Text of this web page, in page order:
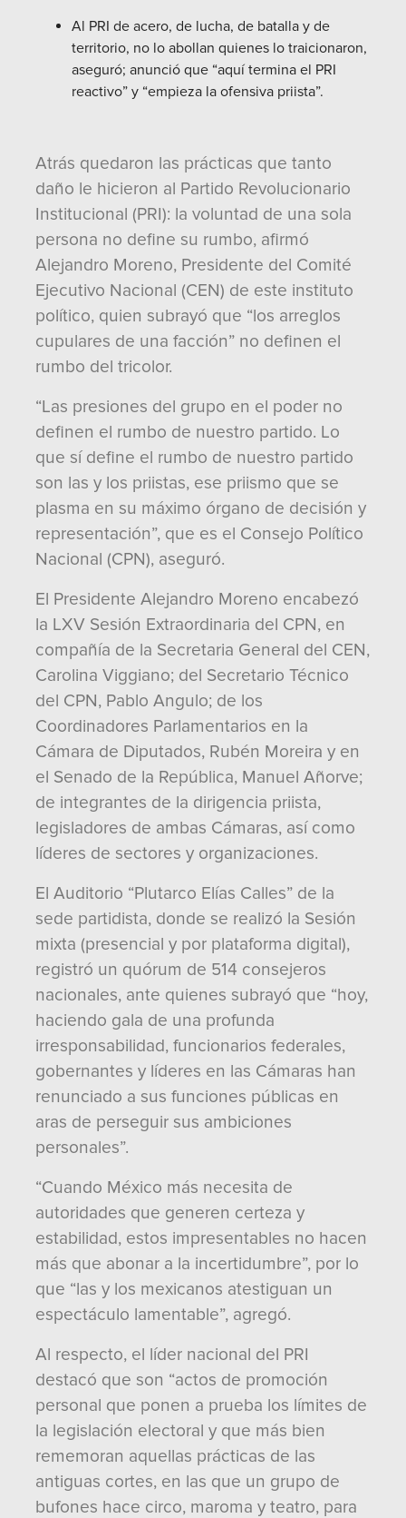
Al PRI de acero, de lucha, de batalla y de
territorio, no lo abollan quienes lo traicionaron,
aseguró; anunció que “aquí termina el PRI
reactivo” y “empieza la ofensiva priista”.
Atrás quedaron las prácticas que tanto
daño le hicieron al Partido Revolucionario
Institucional (PRI): la voluntad de una sola
persona no define su rumbo, afirmó
Alejandro Moreno, Presidente del Comité
Ejecutivo Nacional (CEN) de este instituto
político, quien subrayó que “los arreglos
cupulares de una facción” no definen el
rumbo del tricolor.
“Las presiones del grupo en el poder no
definen el rumbo de nuestro partido. Lo
que sí define el rumbo de nuestro partido
son las y los priistas, ese priismo que se
plasma en su máximo órgano de decisión y
representación”, que es el Consejo Político
Nacional (CPN), aseguró.
El Presidente Alejandro Moreno encabezó
la LXV Sesión Extraordinaria del CPN, en
compañía de la Secretaria General del CEN,
Carolina Viggiano; del Secretario Técnico
del CPN, Pablo Angulo; de los
Coordinadores Parlamentarios en la
Cámara de Diputados, Rubén Moreira y en
el Senado de la República, Manuel Añorve;
de integrantes de la dirigencia priista,
legisladores de ambas Cámaras, así como
líderes de sectores y organizaciones.
El Auditorio “Plutarco Elías Calles” de la
sede partidista, donde se realizó la Sesión
mixta (presencial y por plataforma digital),
registró un quórum de 514 consejeros
nacionales, ante quienes subrayó que “hoy,
haciendo gala de una profunda
irresponsabilidad, funcionarios federales,
gobernantes y líderes en las Cámaras han
renunciado a sus funciones públicas en
aras de perseguir sus ambiciones
personales”.
“Cuando México más necesita de
autoridades que generen certeza y
estabilidad, estos impresentables no hacen
más que abonar a la incertidumbre”, por lo
que “las y los mexicanos atestiguan un
espectáculo lamentable”, agregó.
Al respecto, el líder nacional del PRI
destacó que son “actos de promoción
personal que ponen a prueba los límites de
la legislación electoral y que más bien
rememoran aquellas prácticas de las
antiguas cortes, en las que un grupo de
bufones hace circo, maroma y teatro, para